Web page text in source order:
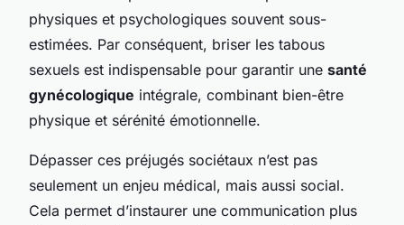
physiques et psychologiques souvent sous-
estimées. Par conséquent, briser les tabous
sexuels est indispensable pour garantir une santé
gynécologique intégrale, combinant bien-être
physique et sérénité émotionnelle.
Dépasser ces préjugés sociétaux n’est pas
seulement un enjeu médical, mais aussi social.
Cela permet d’instaurer une communication plus